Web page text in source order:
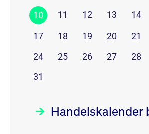
10 11 12 13 14
17 18 19 20 21
24
25 26 27 28
31
Handelskalender